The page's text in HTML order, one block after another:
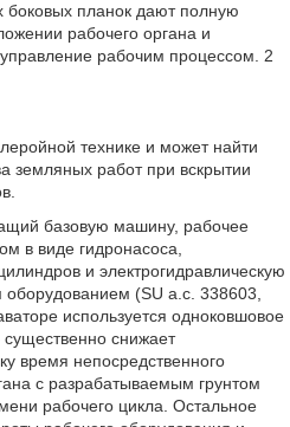
боковых планок дают полную
рабочего органа и
рабочим процессом. 2
технике и может найти
земляных работ при вскрытии
базовую машину, рабочее
в виде гидронасоса,
и электрогидравлическую
(SU а.с. 338603,
используется одноковшовое
снижает
время непосредственного
с разрабатываемым грунтом
рабочего цикла. Остальное